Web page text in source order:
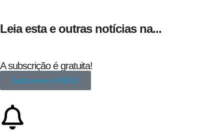
Leia esta e outras notícias na...
A subscrição é gratuita!
Subscrever a REDE